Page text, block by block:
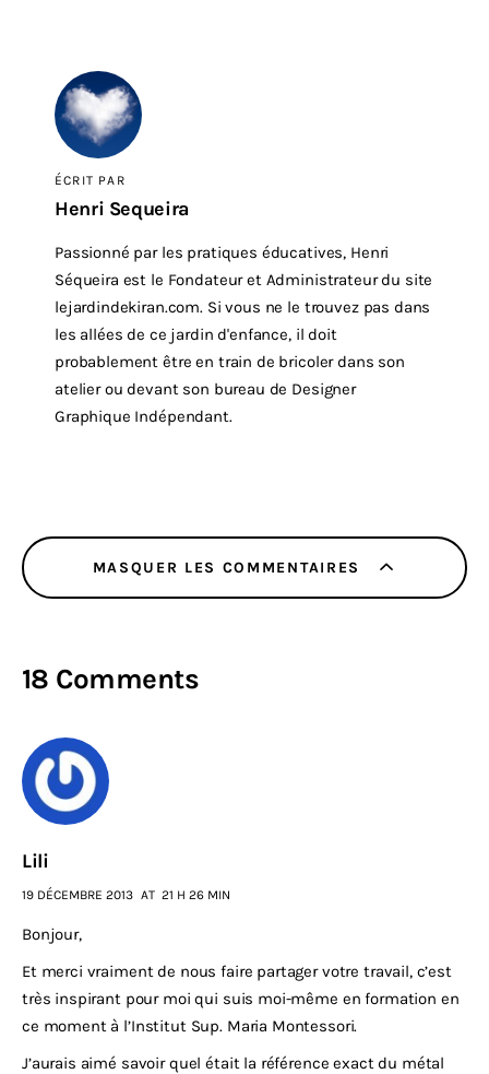
ÉCRIT PAR
Henri Sequeira
Passionné par les pratiques éducatives, Henri
Séqueira est le Fondateur et Administrateur du site
lejardindekiran.com. Si vous ne le trouvez pas dans
les allées de ce jardin d'enfance, il doit
probablement être en train de bricoler dans son
atelier ou devant son bureau de Designer
Graphique Indépendant.
MASQUER LES COMMENTAIRES
18 Comments
Lili
19 DÉCEMBRE 2013 AT 21 H 26 MIN
Bonjour,
Et merci vraiment de nous faire partager votre travail, c’est
très inspirant pour moi qui suis moi-même en formation en
ce moment à l’Institut Sup. Maria Montessori.
J’aurais aimé savoir quel était la référence exact du métal